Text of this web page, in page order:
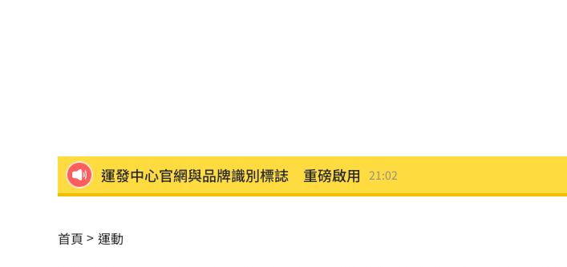
運發中心官網與品牌識別標誌 重磅啟用 21:02
出國注意！桃機「這時」調整航班恐有延誤
首頁 運動